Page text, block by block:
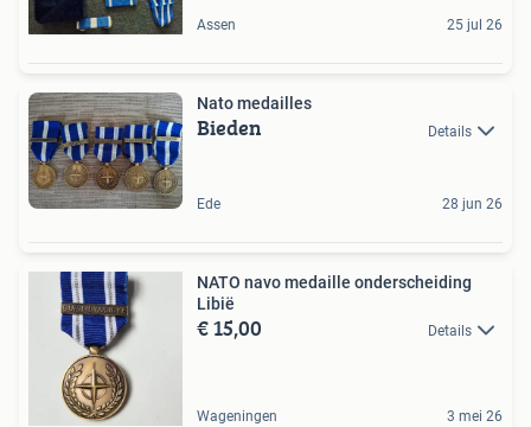
Assen 25 jul 26
Nato medailles
Bieden Details
Ede 28 jun 26
NATO navo medaille onderscheiding
Libië
€ 15,00 Details
Wageningen 3 mei 26